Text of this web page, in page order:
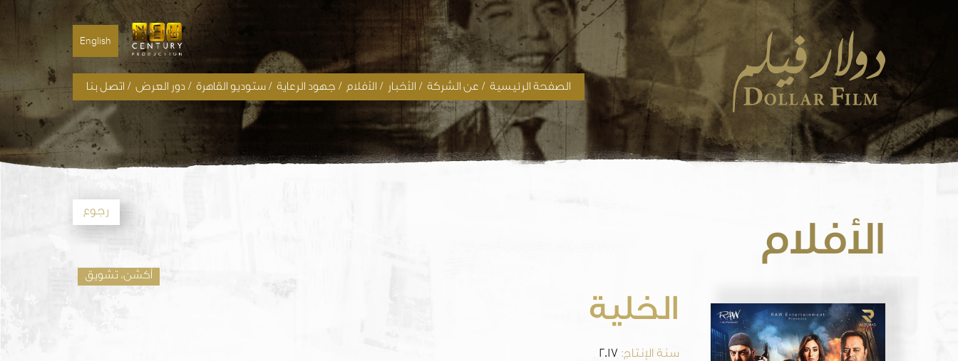
English
الصفحة الرئيسية / عن الشركة / الأخبار / الأفلام / جهود الرعاية / ستوديو القاهرة / دور العرض / اتصل بنا
رجوع
الأفلام
أكشن، تشويق
الخلية
سنة الإنتاج: